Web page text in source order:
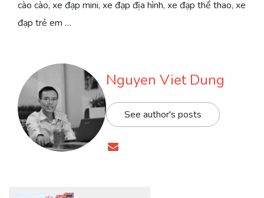
cào cào, xe đạp mini, xe đạp địa hình, xe đạp thể thao, xe
đạp trẻ em …
Nguyen Viet Dung
See author's posts